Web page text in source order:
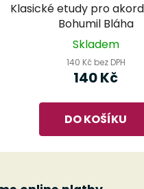
Klasické etudy pro
Bohumil Bláha
Skladem
140 Kč bez DPH
140 Kč
DO KOŠÍKU